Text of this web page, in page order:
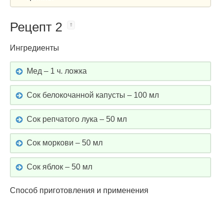
Рецепт 2
Ингредиенты
Мед – 1 ч. ложка
Сок белокочанной капусты – 100 мл
Сок репчатого лука – 50 мл
Сок моркови – 50 мл
Сок яблок – 50 мл
Способ приготовления и применения